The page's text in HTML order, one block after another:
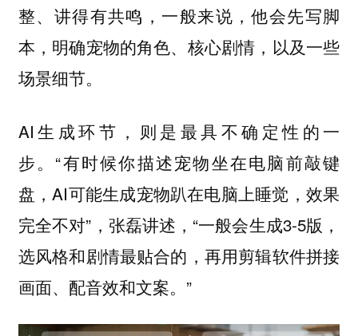
整、讲得有共鸣，一般来说，他会先写脚
本，明确宠物的角色、核心剧情，以及一些
场景细节。
AI生成环节，则是最具不确定性的一
步。“有时候你描述宠物坐在电脑前敲键
盘，AI可能生成宠物趴在电脑上睡觉，效果
完全不对”，张磊讲述，“一般会生成3-5版，
选风格和剧情最贴合的，再用剪辑软件拼接
画面、配音效和文案。”